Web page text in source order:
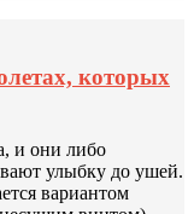
которых
и они либо
улыбку до ушей.
вариантом